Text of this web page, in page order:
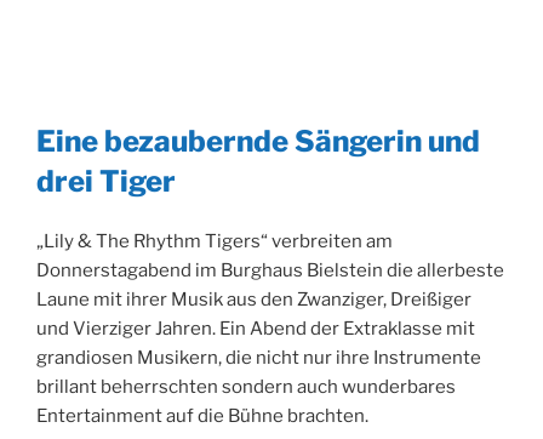
Eine bezaubernde Sängerin und
drei Tiger
„Lily & The Rhythm Tigers“ verbreiten am
Donnerstagabend im Burghaus Bielstein die allerbeste
Laune mit ihrer Musik aus den Zwanziger, Dreißiger
und Vierziger Jahren. Ein Abend der Extraklasse mit
grandiosen Musikern, die nicht nur ihre Instrumente
brillant beherrschten sondern auch wunderbares
Entertainment auf die Bühne brachten.